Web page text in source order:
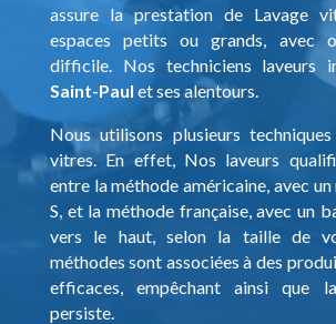
assure la prestation de Lavage
espaces petits ou grands, avec
difficile. Nos techniciens laveurs
Saint-Paul et ses alentours.
Nous utilisons plusieurs
vitres. En effet, Nos laveurs
entre la méthode américaine, avec
S, et la méthode française, avec un
vers le haut, selon la taille de
méthodes sont associées à des
efficaces, empêchant ainsi que
persiste.